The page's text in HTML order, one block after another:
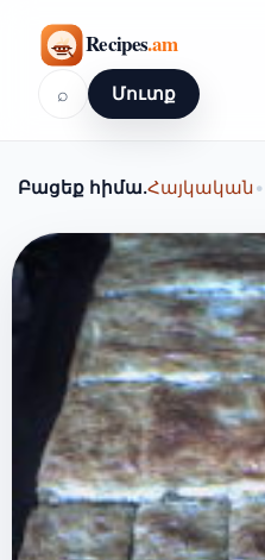
⌕ Մուտք
Բացեք հիմա.Հայկական•